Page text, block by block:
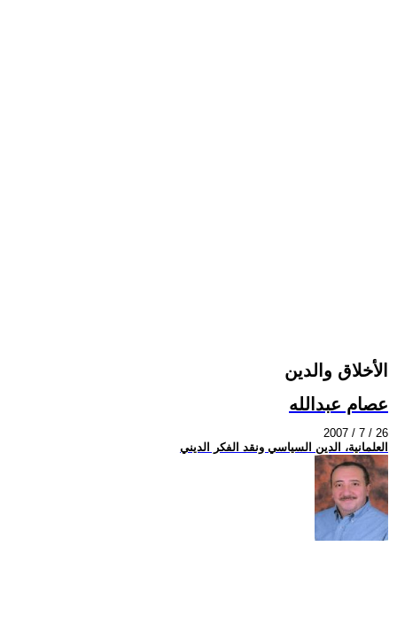
الأخلاق والدين
عصام عبدالله
2007 / 7 / 26
العلمانية، الدين السياسي ونقد الفكر الديني